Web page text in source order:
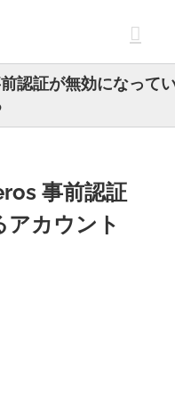
認証が無効になって
事前認証
アカウント